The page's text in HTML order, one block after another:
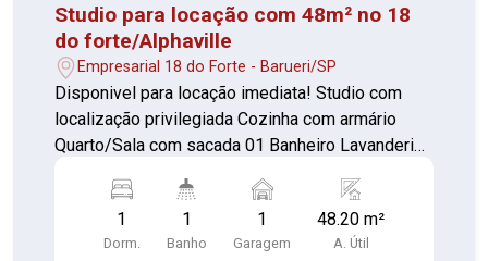
Studio para locação com 48m² no 18
do forte/Alphaville
Empresarial 18 do Forte - Barueri/SP
Disponivel para locação imediata! Studio com
localização privilegiada Cozinha com armário
Quarto/Sala com sacada 01 Banheiro Lavanderia
garagem Com portaria 24 horas, elevador,
academia, piscina, salão de festas, churrasqueira,
playground, sauna, salão de jogos e
1
Dorm.
1
Banho
1
Garagem
48.20 m²
A. Útil